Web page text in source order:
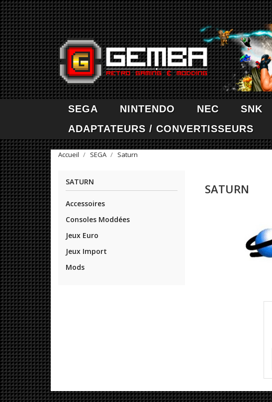
SEGA NINTENDO NEC SNK
ADAPTATEURS / CONVERTISSEURS
Accueil SEGA Saturn
SATURN
Accessoires
Consoles Moddées
Jeux Euro
Jeux Import
Mods
SATURN